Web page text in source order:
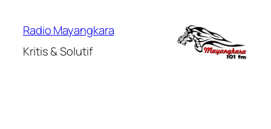
Radio Mayangkara
Kritis & Solutif